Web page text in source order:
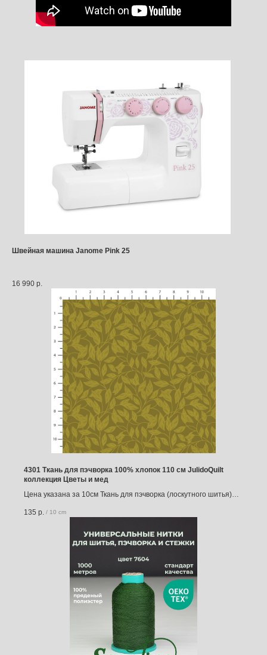
Швейная машина Janome Pink 25
16 990 р.
4301 Ткань для пэчворка 100% хлопок 110 см JulidoQuilt
коллекция Цветы и мед
Цена указана за 10см Ткань для пэчворка (лоскутного шитья)
140 гр/м.
135 р. / 10 cm